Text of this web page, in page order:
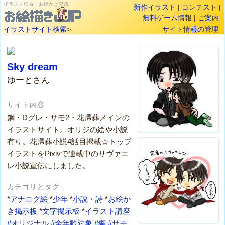
イラスト検索・お絵かき交流 新作イラスト | コンテスト |
無料ゲーム情報 | ご案内
イラストサイト検索> サイト情報の管理
Sky dream
ゆーとさん
サイト内容
鋼・Dグレ・サモ2・花帰葬メインの
イラストサイト。オリジの絵や小説
有り。花帰葬小説4話目掲載☆トップ
イラストをPixivで連載中のリヴァエ
レ小説宣伝にしました。
カテゴリとタグ
*アナログ絵 *少年 *小説・詩 *お絵か
き掲示板 *文字掲示板 *イラスト講座
#オリジナル #全年齢対象 #鋼 #サモ